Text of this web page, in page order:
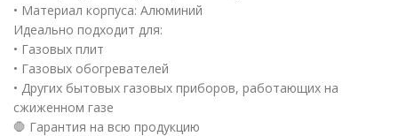
• Материал корпуса: Алюминий
Идеально подходит для:
• Газовых плит
• Газовых обогревателей
• Других бытовых газовых приборов, работающих на
сжиженном газе
🛑 Гарантия на всю продукцию